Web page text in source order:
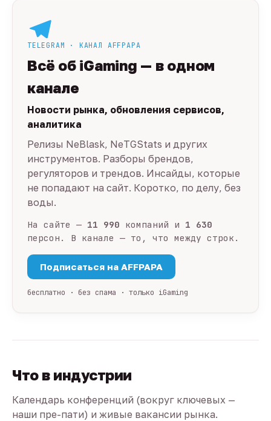
TELEGRAM · КАНАЛ AFFPAPA
Всё об iGaming — в одном
канале
Новости рынка, обновления сервисов,
аналитика
Релизы NeBlask, NeTGStats и других
инструментов. Разборы брендов,
регуляторов и трендов. Инсайды, которые
не попадают на сайт. Коротко, по делу, без
воды.
На сайте — 11 990 компаний и 1 630
персон. В канале — то, что между строк.
Подписаться на AFFPAPA
бесплатно · без спама · только iGaming
Что в индустрии
Календарь конференций (вокруг ключевых —
наши пре-пати) и живые вакансии рынка.